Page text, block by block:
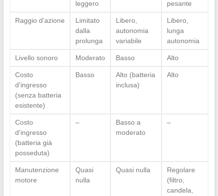
leggero
pesante
Raggio d’azione
Limitato
dalla
prolunga
Libero,
autonomia
variabile
Libero,
lunga
autonomia
Livello sonoro Moderato Basso Alto
Costo
d’ingresso
(senza batteria
esistente)
Basso
Alto (batteria
inclusa)
Alto
Costo
d’ingresso
(batteria già
posseduta)
–
Basso a
moderato
–
Manutenzione
motore
Quasi
nulla
Quasi nulla
Regolare
(filtro,
candela,